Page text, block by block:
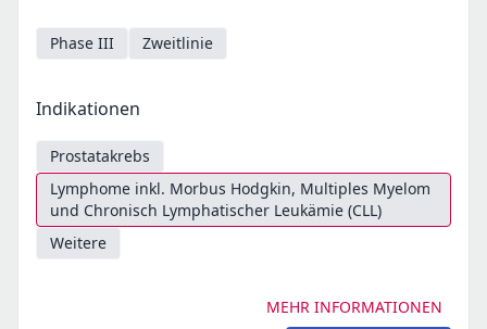
Phase III Zweitlinie
Indikationen
Prostatakrebs
Lymphome inkl. Morbus Hodgkin, Multiples Myelom
und Chronisch Lymphatischer Leukämie (CLL)
Weitere
MEHR INFORMATIONEN